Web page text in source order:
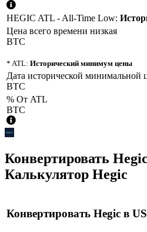
HEGIC ATL - All-Time Low:
Цена всего времени низкая
BTC
* ATL: Исторический минимум цены
Дата исторической минимальной
BTC
% От ATL
BTC
Конвертировать Hegic
Калькулятор Hegic
Конвертировать Hegic в